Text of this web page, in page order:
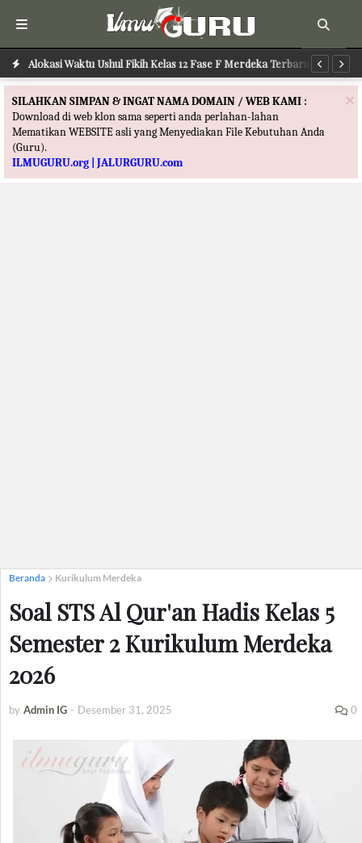
Alokasi Waktu Ushul Fikih Kelas 12 Fase F Merdeka Terbaru
Alokasi Waktu Ilmu Tafsir Kelas 12 Fase F Merdeka Terbaru
×
SILAHKAN SIMPAN & INGAT NAMA DOMAIN / WEB KAMI :
Download di web klon sama seperti anda perlahan-lahan
Mematikan WEBSITE asli yang Menyediakan File Kebutuhan Anda
(Guru).
ILMUGURU.org | JALURGURU.com
Beranda Kurikulum Merdeka
Soal STS Al Qur'an Hadis Kelas 5
Semester 2 Kurikulum Merdeka
2026
by Admin IG - Desember 31, 2025 0